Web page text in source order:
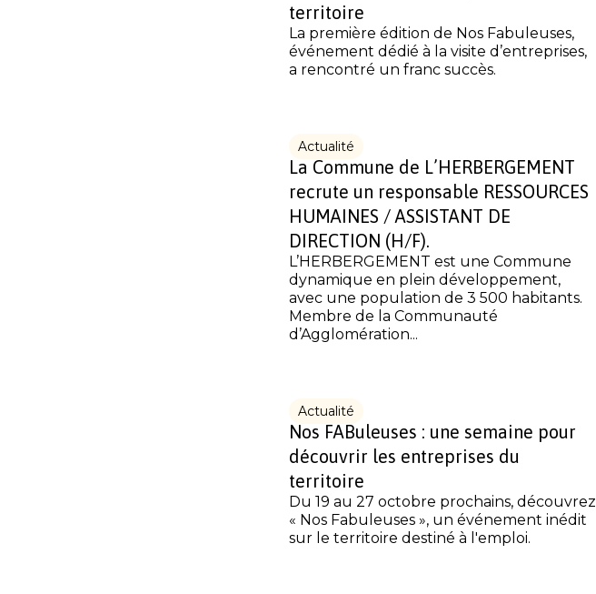
territoire
La première édition de Nos Fabuleuses,
événement dédié à la visite d’entreprises,
a rencontré un franc succès.
Actualité
La Commune de L’HERBERGEMENT
recrute un responsable RESSOURCES
HUMAINES / ASSISTANT DE
DIRECTION (H/F).
L’HERBERGEMENT est une Commune
dynamique en plein développement,
avec une population de 3 500 habitants.
Membre de la Communauté
d’Agglomération...
Actualité
Nos FABuleuses : une semaine pour
découvrir les entreprises du
territoire
Du 19 au 27 octobre prochains, découvrez
« Nos Fabuleuses », un événement inédit
sur le territoire destiné à l'emploi.